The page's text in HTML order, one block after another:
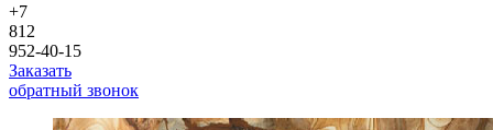
+7
812
952-40-15
Заказать
обратный звонок